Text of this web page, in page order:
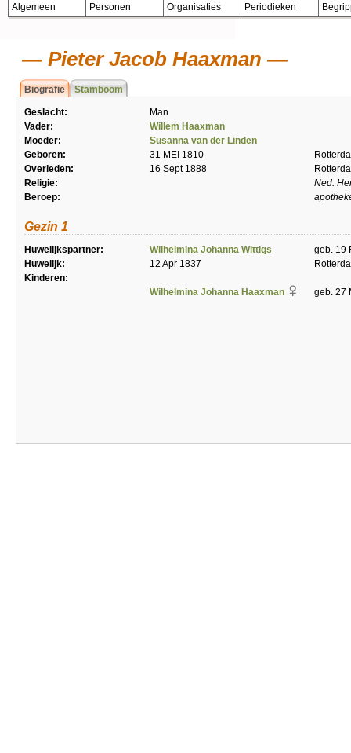
Algemeen Personen Organisaties Periodieken
Pieter Jacob Haaxman
Biografie Stamboom
Geslacht:
Man
Vader:
Willem Haaxman
Moeder:
Susanna van der Linden
Geboren:
31 MEI 1810
Overleden:
16 Sept 1888
Religie:
Ned.
Beroep:
Gezin 1
Huwelijkspartner: Wilhelmina Johanna Wittigs
geb. 19
Huwelijk:
12 Apr 1837
Kinderen:
Wilhelmina Johanna Haaxman
geb. 27